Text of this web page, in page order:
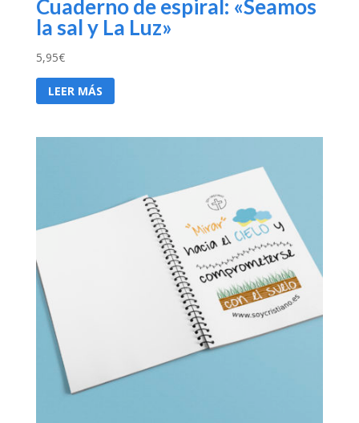
Cuaderno de espiral: «Seamos
la sal y La Luz»
5,95€
LEER MÁS